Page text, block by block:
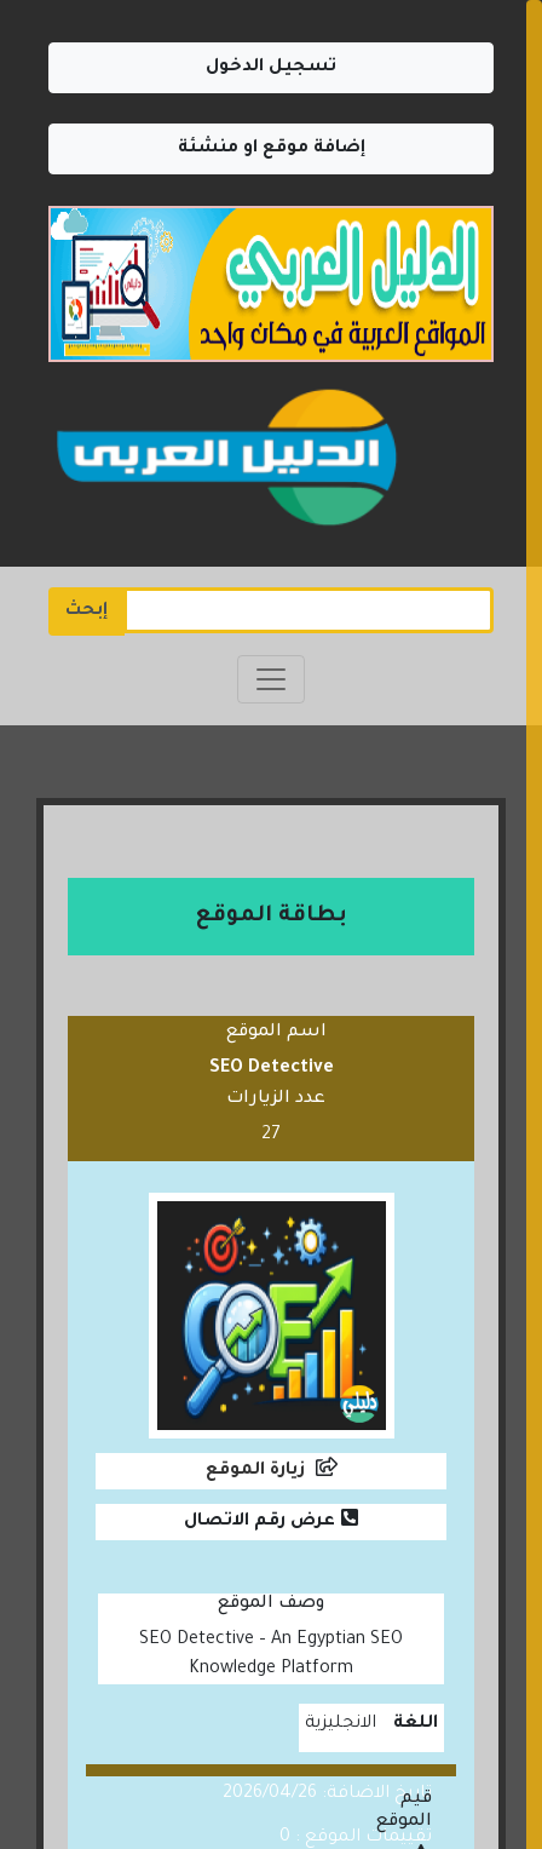
تسجيل الدخول
إضافة موقع او منشئة
إبحث
بطاقة الموقع
اسم الموقع
SEO Detective
عدد الزيارات
27
زيارة الموقع
عرض رقم الاتصال
وصف الموقع
SEO Detective – An Egyptian SEO
Knowledge Platform
اللغة الانجليزية
تاريخ الاضافة: 2026/04/26
تقييمات الموقع : 0
قيم
الموقع